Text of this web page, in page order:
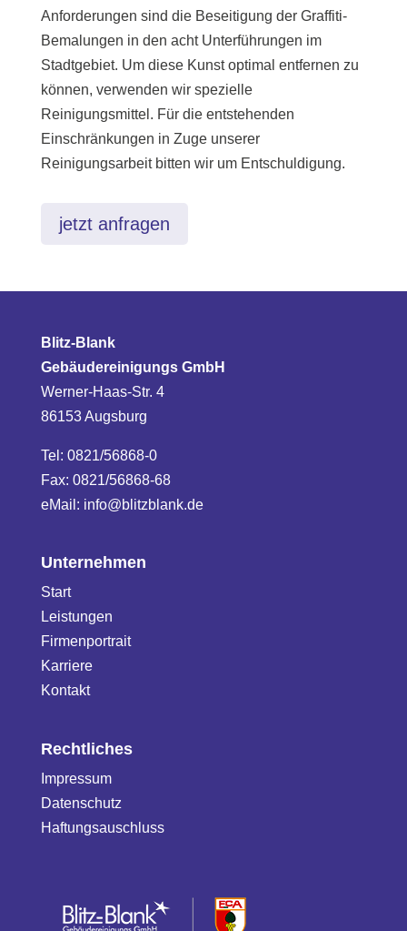
Anforderungen sind die Beseitigung der Graffiti-
Bemalungen in den acht Unterführungen im
Stadtgebiet. Um diese Kunst optimal entfernen zu
können, verwenden wir spezielle
Reinigungsmittel. Für die entstehenden
Einschränkungen in Zuge unserer
Reinigungsarbeit bitten wir um Entschuldigung.
jetzt anfragen
Blitz-Blank
Gebäudereinigungs GmbH
Werner-Haas-Str. 4
86153 Augsburg
Tel: 0821/56868-0
Fax: 0821/56868-68
eMail: info@blitzblank.de
Unternehmen
Start
Leistungen
Firmenportrait
Karriere
Kontakt
Rechtliches
Impressum
Datenschutz
Haftungsauschluss